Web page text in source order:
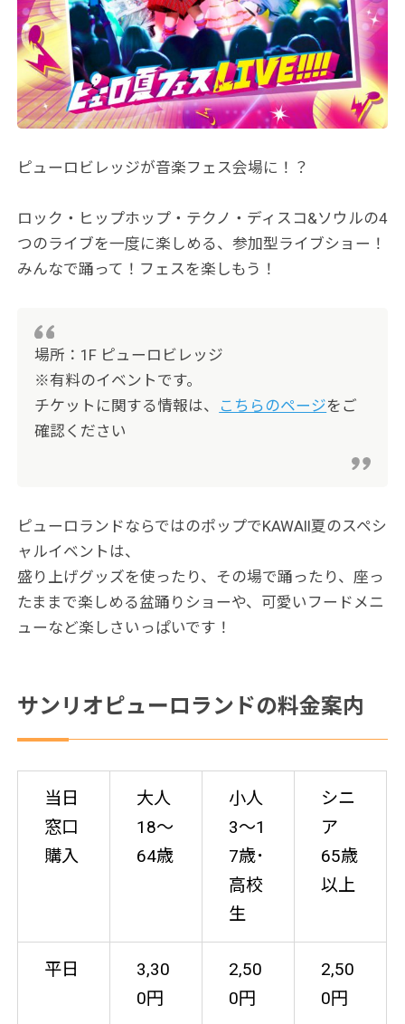
ピューロビレッジが音楽フェス会場に！？
ロック・ヒップホップ・テクノ・ディスコ&ソウルの4
つのライブを一度に楽しめる、参加型ライブショー！
みんなで踊って！フェスを楽しもう！
場所：1F ピューロビレッジ
※有料のイベントです。
チケットに関する情報は、
こちらのページをご
確認ください
ピューロランドならではのポップでKAWAII夏のスペシ
ャルイベントは、
盛り上げグッズを使ったり、その場で踊ったり、座っ
たままで楽しめる盆踊りショーや、可愛いフードメニ
ューなど楽しさいっぱいです！
サンリオピューロランドの料金案内
当日
窓口
購入
大人
18〜
64歳
小人
3～1
7歳･
高校
生
シニ
ア
65歳
以上
平日
3,30
0円
2,50
0円
2,50
0円